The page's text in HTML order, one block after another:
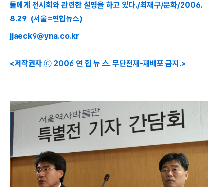
들에게 전시회와 관련한 설명을 하고 있다./최재구/문화/2006.
8.29 (서울=연합뉴스)
jjaeck9@yna.co.kr
<저작권자 ⓒ 2006 연 합 뉴 스. 무단전재-재배포 금지.>